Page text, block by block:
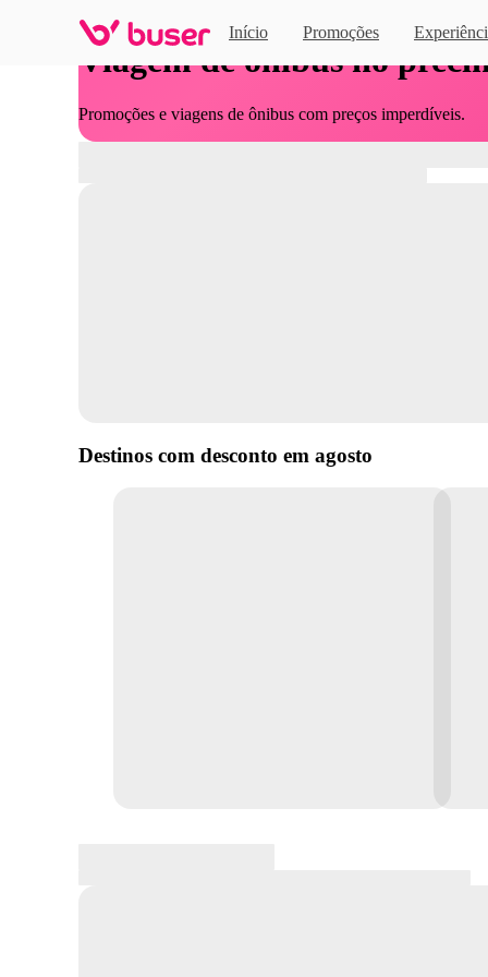
Início Promoções
Viagem de ônibus no
Promoções e viagens de ônibus com preços imperdíveis.
Destinos com desconto em agosto